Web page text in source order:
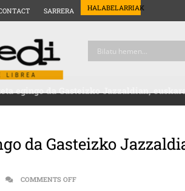
SARRERA HALABELARRIAK
egingo da Gasteizko Jazzaldian,
da Gasteizko
COMMENTS OFFON HIZKUNTZA BEHAKETA